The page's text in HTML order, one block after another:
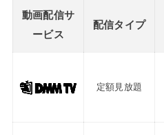
動画配信サ
ービス
配信タイプ
定額見放題